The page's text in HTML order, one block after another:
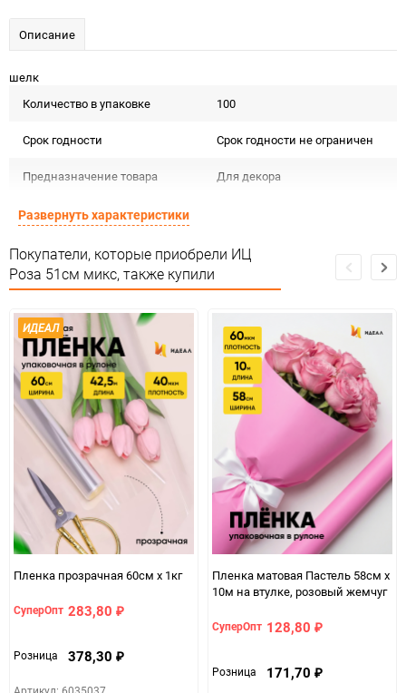
Описание
шелк
Количество в упаковке
100
Срок годности Срок годности не ограничен
Предназначение товара Для декора
Сертификация
Особые условия Особых условий не требует
Минимальное количество 1
Количество в коробке
Единица измерения шт.
Развернуть характеристики
Покупатели, которые приобрели ИЦ
Роза 51см микс, также купили
ИДЕАЛ
Пленка прозрачная 60см x 1кг
СуперОпт 283,80 ₽
Розница 378,30 ₽
Артикул: 6035037
Пленка матовая Пастель 58см х
10м на втулке, розовый жемчуг
СуперОпт 128,80 ₽
Розница 171,70 ₽